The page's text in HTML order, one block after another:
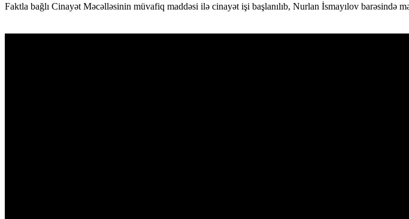
Faktla bağlı Cinayət Məcəlləsinin müvafiq maddəsi ilə cinayət işi başlanılıb, Nurlan İsmayılov barəsində